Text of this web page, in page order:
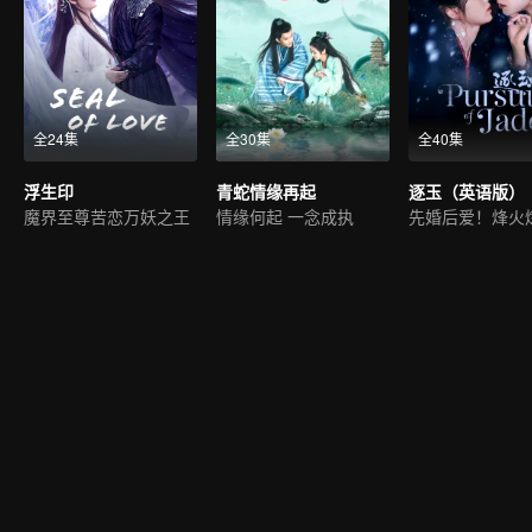
全24集
浮生印
魔界至尊苦恋万妖之王
全30集
青蛇情缘再起
情缘何起 一念成执
全40集
逐玉（英语版）
先婚后爱！烽火